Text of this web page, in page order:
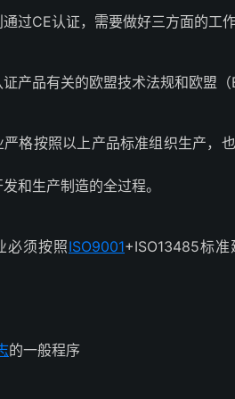
过CE认证，需要做好三方面的工作
产品有关的欧盟技术法规和欧盟
严格按照以上产品标准组织生产，
和生产制造的全过程。
必须按照ISO9001+ISO13485标
的一般程序